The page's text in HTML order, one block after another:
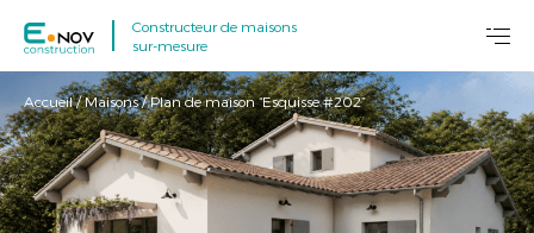
Constructeur de maisons
sur-mesure
Accueil/Maisons/Plan de maison “Esquisse #202”